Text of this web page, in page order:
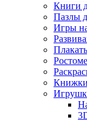
Книги
Пазлы
Игры
Книжки